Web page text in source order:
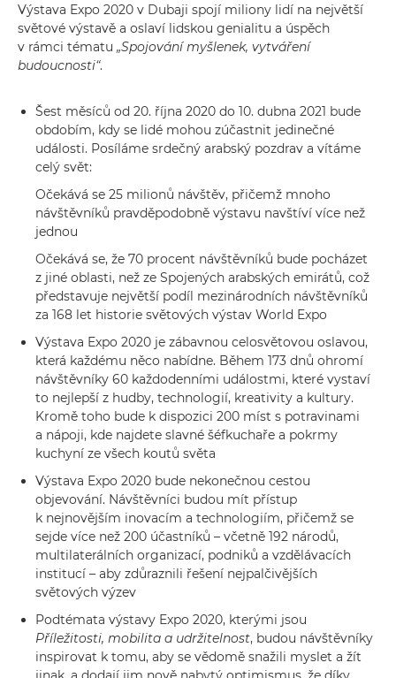
Výstava Expo 2020 v Dubaji spojí miliony lidí na největší
světové výstavě a oslaví lidskou genialitu a úspěch
v rámci tématu „Spojování myšlenek, vytváření
budoucnosti“.
Šest měsíců od 20. října 2020 do 10. dubna 2021 bude
obdobím, kdy se lidé mohou zúčastnit jedinečné
události. Posíláme srdečný arabský pozdrav a vítáme
celý svět:
Očekává se 25 milionů návštěv, přičemž mnoho
návštěvníků pravděpodobně výstavu navštíví více než
jednou
Očekává se, že 70 procent návštěvníků bude pocházet
z jiné oblasti, než ze Spojených arabských emirátů, což
představuje největší podíl mezinárodních návštěvníků
za 168 let historie světových výstav World Expo
Výstava Expo 2020 je zábavnou celosvětovou oslavou,
která každému něco nabídne. Během 173 dnů ohromí
návštěvníky 60 každodenními událostmi, které vystaví
to nejlepší z hudby, technologií, kreativity a kultury.
Kromě toho bude k dispozici 200 míst s potravinami
a nápoji, kde najdete slavné šéfkuchaře a pokrmy
kuchyní ze všech koutů světa
Výstava Expo 2020 bude nekonečnou cestou
objevování. Návštěvníci budou mít přístup
k nejnovějším inovacím a technologiím, přičemž se
sejde více než 200 účastníků – včetně 192 národů,
multilaterálních organizací, podniků a vzdělávacích
institucí – aby zdůraznili řešení nejpalčivějších
světových výzev
Podtémata výstavy Expo 2020, kterými jsou
Příležitosti, mobilita a udržitelnost, budou návštěvníky
inspirovat k tomu, aby se vědomě snažili myslet a žít